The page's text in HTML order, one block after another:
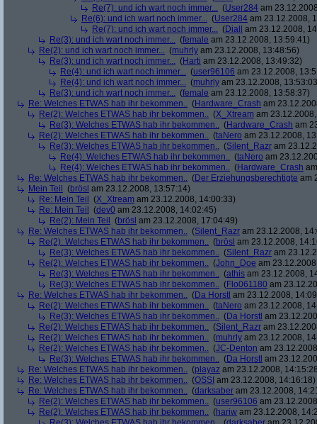
Re(7): und ich wart noch immer... (User284 am
Re(6): und ich wart noch immer... (User284 am 23.12.2008,
Re(7): und ich wart noch immer... (Diall
am 23.12.2008,
Re(3): und ich wart noch immer... (female am 23.12.2008, 13:59:41)
Re(2): und ich wart noch immer... (muhrly am 23.12.2008, 13:48:56)
Re(3): und ich wart noch immer... (Harti am 23.12.2008, 13:49:32)
Re(4): und ich wart noch immer... (user96106 am 23.12.2008,
Re(4): und ich wart noch immer... (muhrly am 23.12.2008,
Re(3): und ich wart noch immer... (female am 23.12.2008, 13:58:37)
Re: Welches ETWAS hab ihr bekommen.. (Hardware_Crash am
Re(2): Welches ETWAS hab ihr bekommen.. (X_Xtream am
Re(3): Welches ETWAS hab ihr bekommen.. (Hardware_Crash am
Re(2): Welches ETWAS hab ihr bekommen.. (taNero am 23.12.2008,
Re(3): Welches ETWAS hab ihr bekommen.. (Silent_Razr am
Re(4): Welches ETWAS hab ihr bekommen.. (taNero am
Re(4): Welches ETWAS hab ihr bekommen.. (Hardware_Crash
Re: Welches ETWAS hab ihr bekommen.. (Der Erziehungsberechtigte am
Mein Teil
(brösl am 23.12.2008, 13:57:14)
Re: Mein Teil
(X_Xtream am 23.12.2008, 14:00:33)
Re: Mein Teil
(dev0 am 23.12.2008, 14:02:45)
Re(2): Mein Teil
(brösl am 23.12.2008, 17:04:49)
Re: Welches ETWAS hab ihr bekommen.. (Silent_Razr am 23.12.2008,
Re(2): Welches ETWAS hab ihr bekommen.. (brösl am 23.12.2008,
Re(3): Welches ETWAS hab ihr bekommen.. (Silent_Razr am
Re(2): Welches ETWAS hab ihr bekommen.. (John_Doe am
Re(3): Welches ETWAS hab ihr bekommen.. (athis am 23.12.2008,
Re(3): Welches ETWAS hab ihr bekommen.. (Flo061180 am
Re: Welches ETWAS hab ihr bekommen.. (Da Horstl am 23.12.2008,
Re(2): Welches ETWAS hab ihr bekommen.. (taNero am 23.12.2008,
Re(3): Welches ETWAS hab ihr bekommen.. (Da Horstl am
Re(2): Welches ETWAS hab ihr bekommen.. (Silent_Razr am
Re(2): Welches ETWAS hab ihr bekommen.. (muhrly am 23.12.2008,
Re(2): Welches ETWAS hab ihr bekommen.. (JC-Denton am
Re(3): Welches ETWAS hab ihr bekommen.. (Da Horstl am
Re: Welches ETWAS hab ihr bekommen.. (playaz am 23.12.2008,
Re: Welches ETWAS hab ihr bekommen.. (OSSI am 23.12.2008, 14:16:18)
Re: Welches ETWAS hab ihr bekommen.. (darksaber am 23.12.2008,
Re(2): Welches ETWAS hab ihr bekommen.. (user96106 am
Re(2): Welches ETWAS hab ihr bekommen.. (hariw am 23.12.2008,